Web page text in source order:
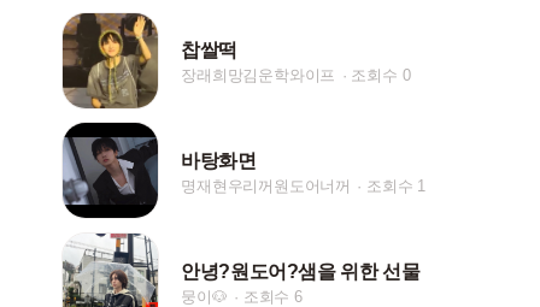
찹쌀떡
장래희망김운학와이프 조회수 0
바탕화면
명재현우리꺼원도어너꺼 조회수 1
안녕?원도어?샘을 위한 선물
뭉이🐶 조회수 6